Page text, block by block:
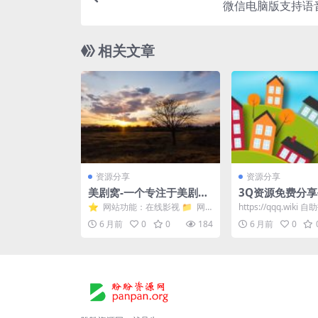
微信电脑版支持语
相关文章
资源分享
美剧窝-一个专注于美剧和
电影资源分享的网站
⭐️ 网站功能：在线影视 📁 网
站简介：一个专注于美剧和电影
资源分享的网站，...
6 月前 0 0 184
资源分享
3Q资源免费分
https://qqq.wiki 自助
永久免费下载，无需
6 月前 0